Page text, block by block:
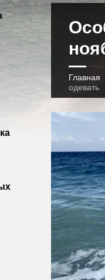
Главная
одевать